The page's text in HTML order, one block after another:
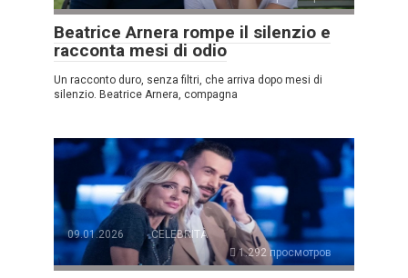
Beatrice Arnera rompe il silenzio e
racconta mesi di odio
Un racconto duro, senza filtri, che arriva dopo mesi di
silenzio. Beatrice Arnera, compagna
09.01.2026
CELEBRITÀ
1.292 просмотров